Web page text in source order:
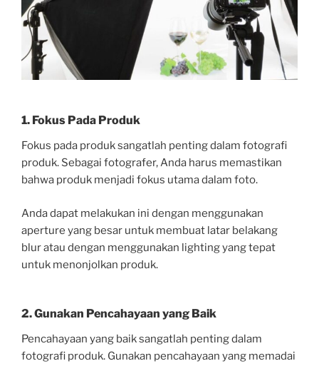
1. Fokus Pada Produk
Fokus pada produk sangatlah penting dalam fotografi
produk. Sebagai fotografer, Anda harus memastikan
bahwa produk menjadi fokus utama dalam foto.
Anda dapat melakukan ini dengan menggunakan
aperture yang besar untuk membuat latar belakang
blur atau dengan menggunakan lighting yang tepat
untuk menonjolkan produk.
2. Gunakan Pencahayaan yang Baik
Pencahayaan yang baik sangatlah penting dalam
fotografi produk. Gunakan pencahayaan yang memadai